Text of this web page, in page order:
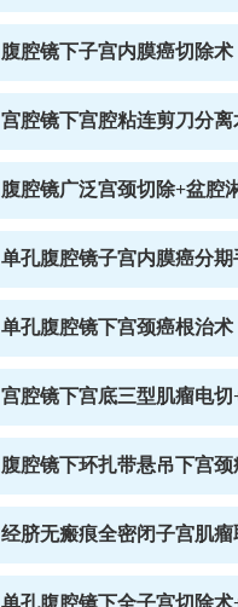
腹腔镜下子宫内膜癌切除术
宫腔镜下宫腔粘连剪刀分离
腹腔镜广泛宫颈切除+盆腔
单孔腹腔镜子宫内膜癌分期
单孔腹腔镜下宫颈癌根治术
宫腔镜下宫底三型肌瘤电切
腹腔镜下环扎带悬吊下宫
经脐无瘢痕全密闭子宫肌
单孔腹腔镜下全子宫切除